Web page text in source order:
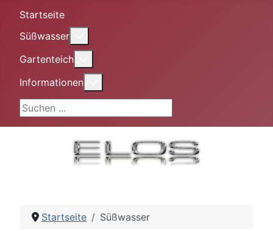
Startseite
Süßwasser
Gartenteich
Informationen
Suchen ...
Startseite Süßwasser